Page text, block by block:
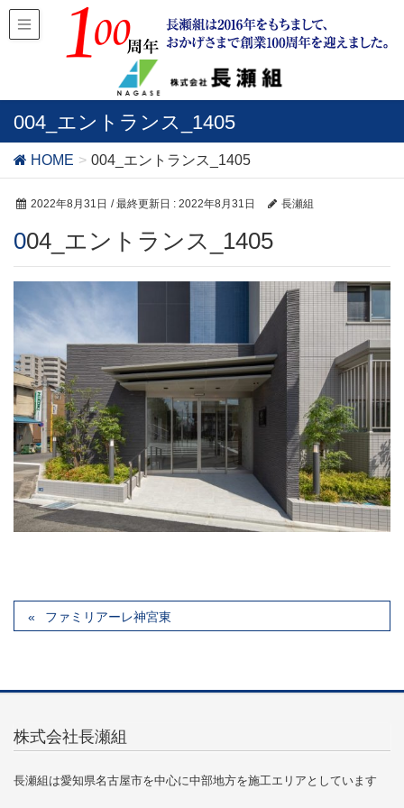
004_エントランス_1405
HOME 004_エントランス_1405
2022年8月31日 / 最終更新日 : 2022年8月31日 長瀬組
004_エントランス_1405
ファミリアーレ神宮東
株式会社長瀬組
長瀬組は愛知県名古屋市を中心に中部地方を施工エリアとしています